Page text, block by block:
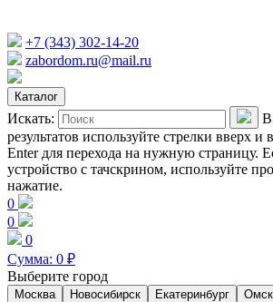
+7 (343) 302-14-20
zabordom.ru@mail.ru
Каталог
Искать:
В
результатов используйте стрелки вверх и
Enter для перехода на нужную страницу.
устройство с тачскрином, используйте
нажатие.
0
0
0
Сумма: 0 ₽
Выберите город
Москва Новосибирск Екатеринбург Омск